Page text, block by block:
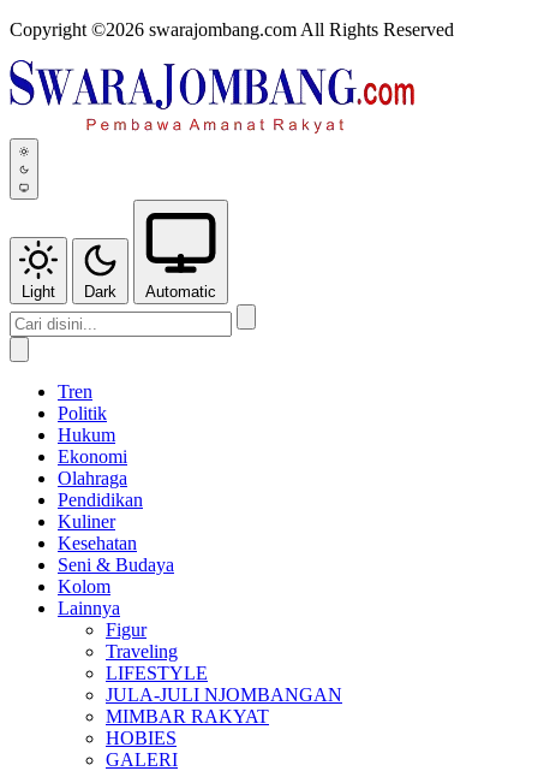
Copyright ©2026 swarajombang.com All Rights Reserved
Light Dark Automatic
Tren
Politik
Hukum
Ekonomi
Olahraga
Pendidikan
Kuliner
Kesehatan
Seni & Budaya
Kolom
Lainnya
Figur
Traveling
LIFESTYLE
JULA-JULI NJOMBANGAN
MIMBAR RAKYAT
HOBIES
GALERI